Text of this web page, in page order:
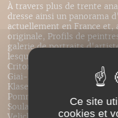
À travers plus de trente
dresse ainsi un panorama
actuellement en France
originale, Profils de
galerie de portraits
lesquels Alaux, Bioulès,
Criton, Cueco, Debré, di
Giai-Miniet, Guiramand,
Klasen, Larus, Lipszyc,
Pommereulle, Rancillac,
Soulages, Stämpfli,Ce site
cookies et